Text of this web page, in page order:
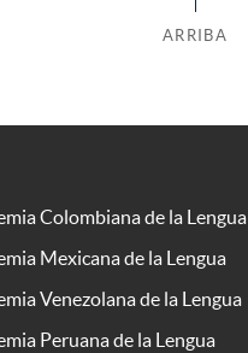
ARRIBA
Colombiana de la Lengua
Mexicana de la Lengua
Venezolana de la Lengua
Peruana de la Lengua